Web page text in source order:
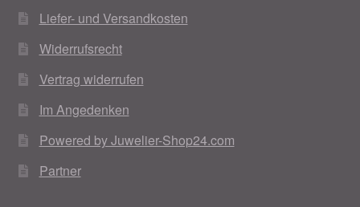
Liefer- und Versandkosten
Widerrufsrecht
Vertrag widerrufen
Im Angedenken
Powered by Juwelier-Shop24.com
Partner